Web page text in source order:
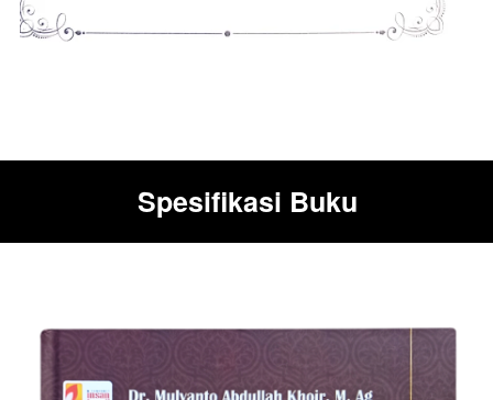
Spesifikasi Buku